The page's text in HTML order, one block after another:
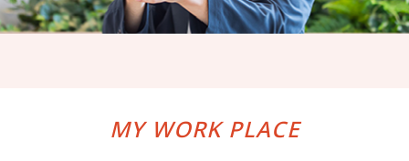
MY WORK PLACE